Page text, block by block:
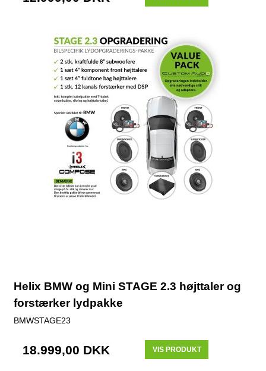
Helix BMW og Mini STAGE 2.3 højttaler og
forstærker lydpakke
BMWSTAGE23
18.999,00 DKK VIS PRODUKT